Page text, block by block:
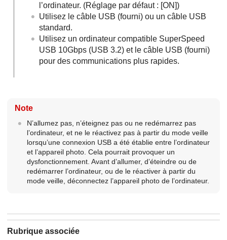
l’ordinateur. (Réglage par défaut : [ON])
Utilisez le câble USB (fourni) ou un câble USB
standard.
Utilisez un ordinateur compatible SuperSpeed
USB 10Gbps (USB 3.2) et le câble USB (fourni)
pour des communications plus rapides.
Note
N’allumez pas, n’éteignez pas ou ne redémarrez pas
l’ordinateur, et ne le réactivez pas à partir du mode veille
lorsqu’une connexion USB a été établie entre l’ordinateur
et l’appareil photo. Cela pourrait provoquer un
dysfonctionnement. Avant d’allumer, d’éteindre ou de
redémarrer l’ordinateur, ou de le réactiver à partir du
mode veille, déconnectez l’appareil photo de l’ordinateur.
Rubrique associée